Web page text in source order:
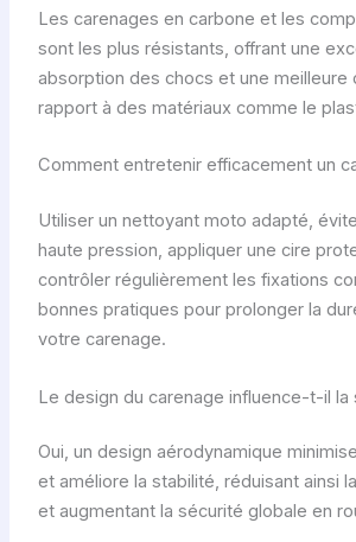
u
i
t
,
y
e
,
P
r
i
e
C
a
r
Les carenages en carbone et les
sont les plus résistants, offrant une
absorption des chocs et une meilleure
rapport à des matériaux comme le
Comment entretenir efficacement un
Utiliser un nettoyant moto adapté,
haute pression, appliquer une cire
contrôler régulièrement les fixations
bonnes pratiques pour prolonger la
votre carenage.
Le design du carenage influence-t-il la
Oui, un design aérodynamique
et améliore la stabilité, réduisant ainsi
et augmentant la sécurité globale en